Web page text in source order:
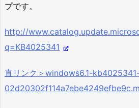
プです。
http://
q=KB4025341
直リンク＞windows6.1-